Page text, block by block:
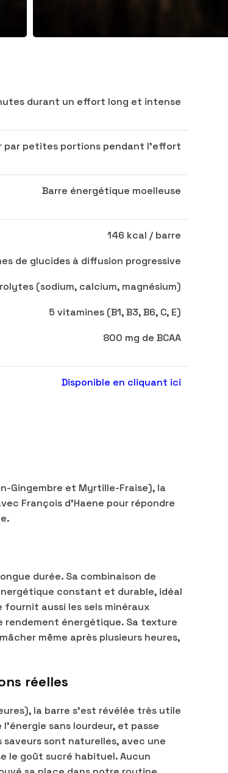
durant un effort long et intense
par petites portions pendant l’effort
Barre énergétique moelleuse
146 kcal / barre
de glucides à diffusion progressive
(sodium, calcium, magnésium)
5 vitamines (B1, B3, B6, C, E)
800 mg de BCAA
Disponible en cliquant ici
Gingembre et Myrtille-Fraise), la
François d’Haene pour répondre
durée. Sa combinaison de
constant et durable, idéal
fournit aussi les sels minéraux
rendement énergétique. Sa texture
même après plusieurs heures,
réelles
la barre s’est révélée très utile
sans lourdeur, et passe
sont naturelles, avec une
le goût sucré habituel. Aucun